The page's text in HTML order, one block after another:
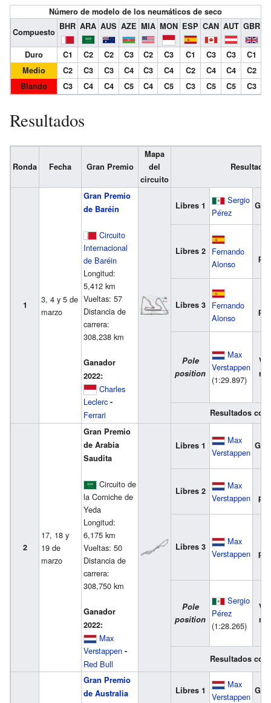
Número de modelo de los neumáticos de seco
Compuesto
BHR ARA AUS AZE MIA MON ESP CAN AUT GBR
Duro C1 C2 C2 C3 C2 C3 C1 C3 C3 C1
Medio
C2 C3 C3 C4 C3 C4 C2 C4 C4 C2
Blando
C3 C4 C4 C5 C4 C5 C3 C5 C5 C3
Resultados
Ronda Fecha Gran Premio
Mapa
del
circuito
1
3, 4 y 5 de
marzo
Gran Premio
de Baréin
Circuito
Internacional
de Baréin
Longitud:
5,412 km
Vueltas: 57
Distancia de
carrera:
308,238 km
Ganador
2022:
Charles
Leclerc -
Ferrari
Libres 1
Sergio
Pérez
Libres 2
Fernando
Alonso
Libres 3
Fernando
Alonso
Pole
position
Max
Verstappen
(1:29.897)
Resultados
2
17, 18 y
19 de
marzo
Gran Premio
de Arabia
Saudita
Circuito de
la Corniche de
Yeda
Longitud:
6,175 km
Vueltas: 50
Distancia de
carrera:
308,750 km
Ganador
2022:
Max
Verstappen -
Red Bull
Libres 1
Max
Verstappen
Libres 2
Max
Verstappen
Libres 3
Max
Verstappen
Pole
position
Sergio
Pérez
(1:28.265)
Resultados
Gran Premio
de Australia
Libres 1
Max
Verstappen